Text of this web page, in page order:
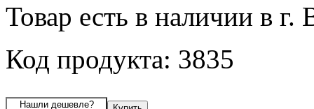
Товар есть в наличии в г.
Код продукта: 3835